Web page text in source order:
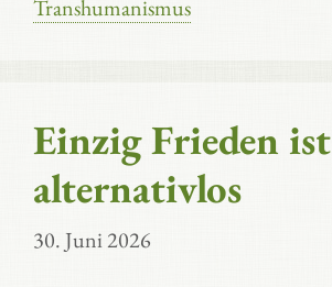
Transhumanismus
Einzig Frieden ist
alternativlos
30. Juni 2026